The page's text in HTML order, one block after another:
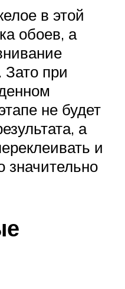
в этой
обоев, а
Зато при
не будет
а
и
значительно